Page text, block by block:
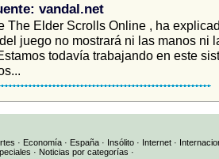
vandal.net
The Elder Scrolls Online , ha
juego no mostrará ni las manos ni
todavía trabajando en este
· Economía · España · Insólito · Internet ·
· Noticias por categorías ·